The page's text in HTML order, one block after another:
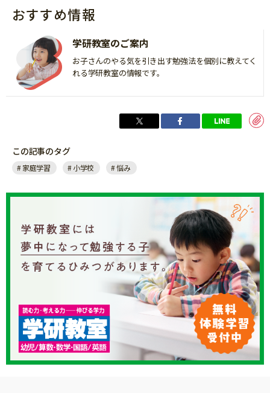
おすすめ情報
学研教室のご案内
お子さんのやる気を引き出す勉強法を個別に教えてく
れる学研教室の情報です。
この記事のタグ
家庭学習 小学校 悩み